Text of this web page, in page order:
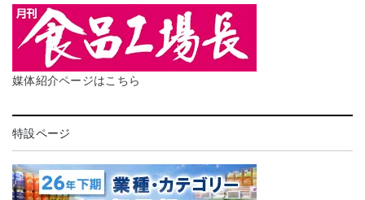
媒体紹介ページはこちら
特設ページ